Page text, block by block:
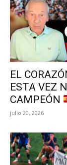
EL
ESTA VEZ
CAMPEÓN
julio 20, 2026